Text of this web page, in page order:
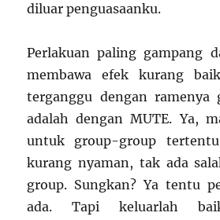
diluar penguasaanku.
Perlakuan paling gampang
membawa efek kurang
terganggu dengan ramenya
adalah dengan MUTE. Ya,
untuk group-group
kurang nyaman, tak ada
group. Sungkan? Ya tentu
ada. Tapi keluarlah